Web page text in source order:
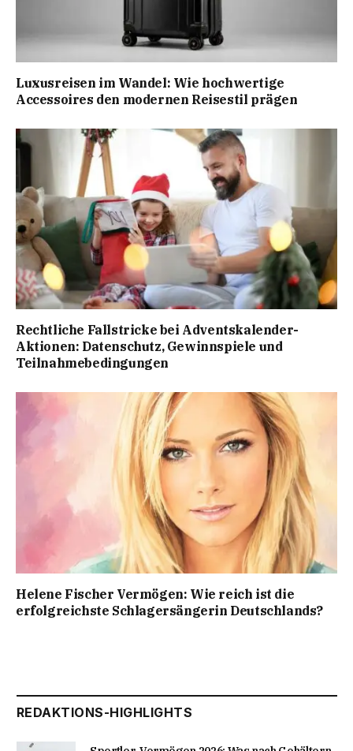
Luxusreisen im Wandel: Wie hochwertige
Accessoires den modernen Reisestil prägen
Rechtliche Fallstricke bei Adventskalender-
Aktionen: Datenschutz, Gewinnspiele und
Teilnahmebedingungen
Helene Fischer Vermögen: Wie reich ist die
erfolgreichste Schlagersängerin Deutschlands?
REDAKTIONS-HIGHLIGHTS